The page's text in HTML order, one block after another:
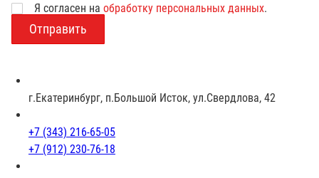
з
Я согласен на обработку персональных данных.
г.Екатеринбург, п.Большой Исток, ул.Свердлова, 42
+7 (343) 216-65-05
+7 (912) 230-76-18